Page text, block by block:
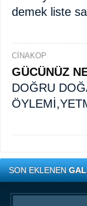
demek liste
CİNAKOP
GÜCÜNÜZ
DOĞRU
SON EKLENEN